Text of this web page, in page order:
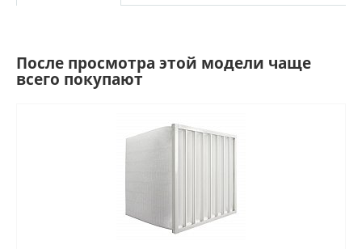
После просмотра этой модели чаще
всего покупают